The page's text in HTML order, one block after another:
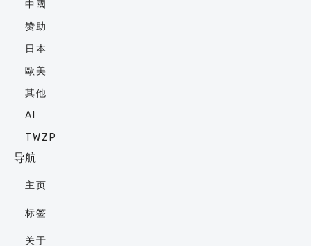
中國
赞助
日本
歐美
其他
AI
TWZP
导航
主页
标签
关于